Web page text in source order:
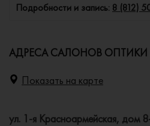
Подробности и запись: 8 (812)
АДРЕСА САЛОНОВ ОПТИКИ
Показать на карте
ул. 1-я Красноармейская, дом